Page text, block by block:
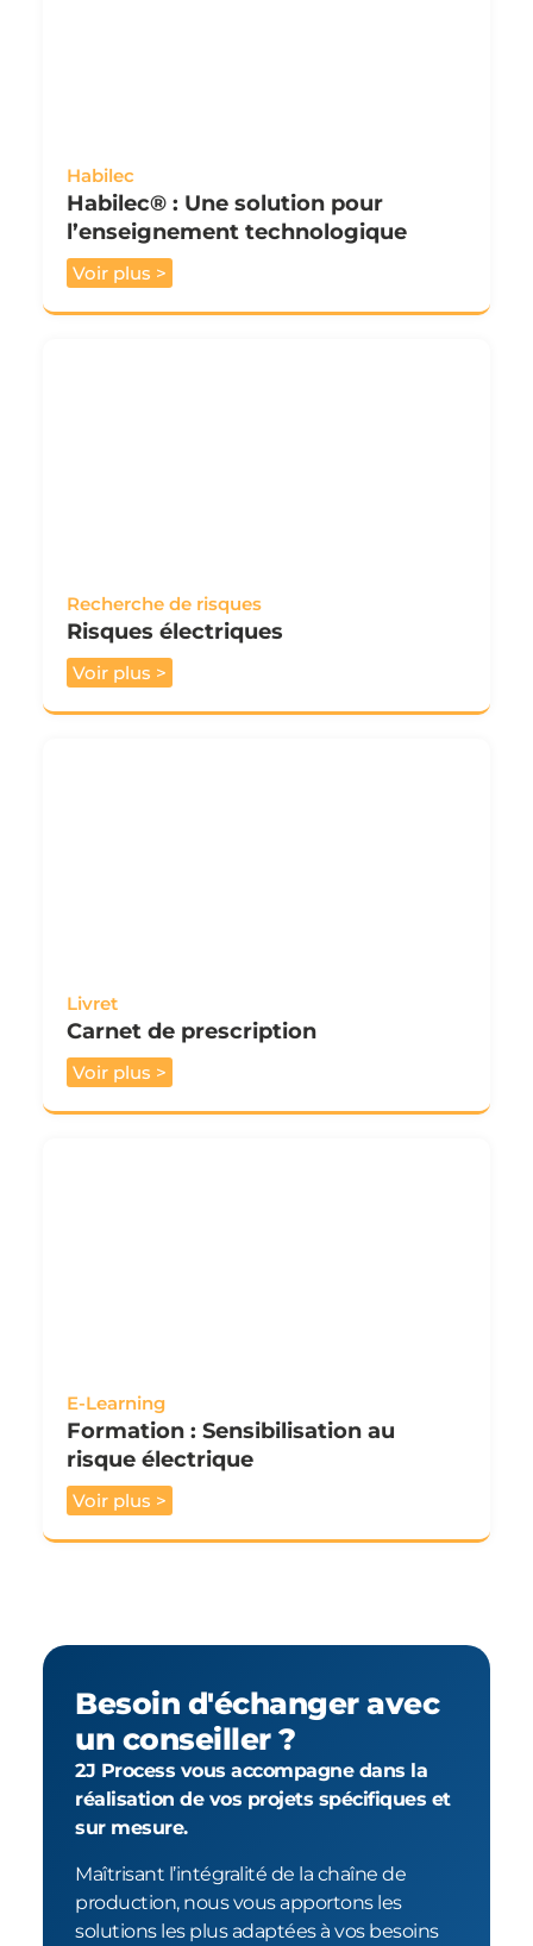
Habilec
Habilec® : Une solution pour
l’enseignement technologique
Voir plus >
Recherche de risques
Risques électriques
Voir plus >
Livret
Carnet de prescription
Voir plus >
E-Learning
Formation : Sensibilisation au
risque électrique
Voir plus >
Besoin d'échanger avec
un conseiller ?
2J Process vous accompagne dans la
réalisation de vos projets spécifiques et
sur mesure.
Maîtrisant l’intégralité de la chaîne de
production, nous vous apportons les
solutions les plus adaptées à vos besoins